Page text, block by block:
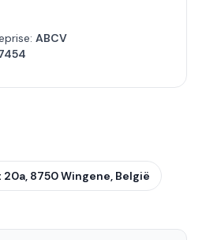
ABCV
8750 Wingene, België